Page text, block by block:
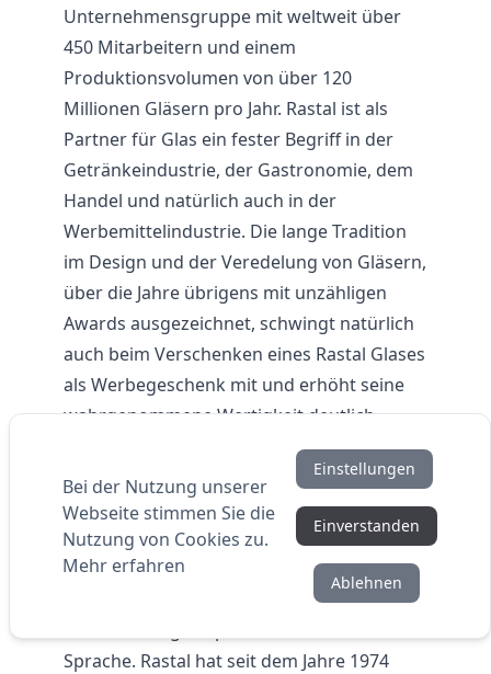
Unternehmensgruppe mit weltweit über
450 Mitarbeitern und einem
Produktionsvolumen von über 120
Millionen Gläsern pro Jahr. Rastal ist als
Partner für Glas ein fester Begriff in der
Getränkeindustrie, der Gastronomie, dem
Handel und natürlich auch in der
Werbemittelindustrie. Die lange Tradition
im Design und der Veredelung von Gläsern,
über die Jahre übrigens mit unzähligen
Awards ausgezeichnet, schwingt natürlich
auch beim Verschenken eines Rastal Glases
als Werbegeschenk mit und erhöht seine
wahrgenommene Wertigkeit deutlich.
RASTAL das Sortiment – Gläser, Gläser
wohin das Auge reicht, wertiges Porzellan
und Keramik mit individuellem Touch
Rastal steht für ein riesiges Sortiment an
Gläsern und kontinuierlich kommen neue
hinzu. Zahlreiche Designawards und
Sprache. Rastal hat seit dem Jahre 1974
Bei der Nutzung unserer
Webseite stimmen Sie die
Nutzung von Cookies zu.
Mehr erfahren
Einstellungen
Einverstanden
Ablehnen